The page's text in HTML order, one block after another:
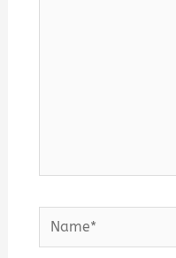
Name*